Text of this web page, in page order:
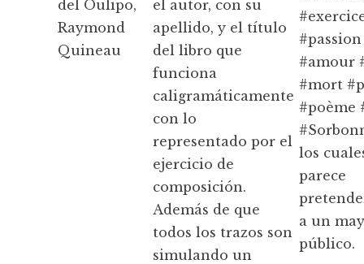
del Oulipo,
Raymond
Quineau
el autor, con su
apellido, y el título
del libro que
funciona
caligramáticamente
con lo
representado por el
ejercicio de
composición.
Además de que
todos los trazos son
simulando un
#passion
#amour
#mort
#poème
los
parece
a un
público.